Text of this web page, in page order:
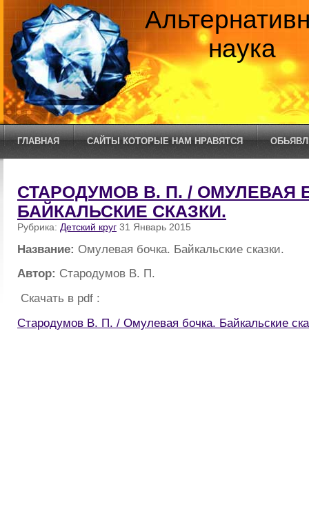
наука
ГЛАВНАЯ САЙТЫ КОТОРЫЕ НАМ НРАВЯТСЯ
СТАРОДУМОВ В. П. / ОМУЛЕВАЯ
БАЙКАЛЬСКИЕ СКАЗКИ.
Рубрика: Детский круг 31 Январь 2015
Название: Омулевая бочка. Байкальские сказки.
Автор: Стародумов В. П.
Скачать в pdf :
Стародумов В. П. / Омулевая бочка. Байкальские